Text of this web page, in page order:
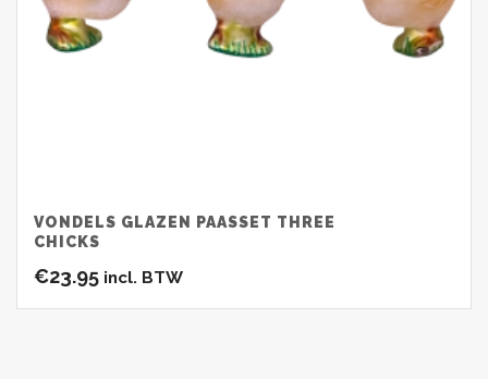
VONDELS GLAZEN PAASSET THREE
CHICKS
€23.95 incl. BTW